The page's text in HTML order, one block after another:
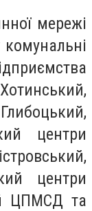
мережі
комунальні
центри
центри
ЦПМСД та